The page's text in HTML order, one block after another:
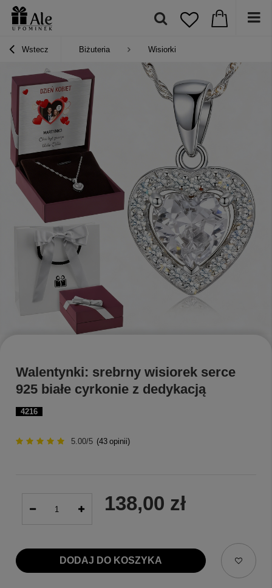
Wstecz Biżuteria Wisiorki
4216
Walentynki: srebrny wisiorek serce
925 białe cyrkonie z dedykacją
5.00/5 (43 opinii)
138,00 zł
DODAJ DO KOSZYKA